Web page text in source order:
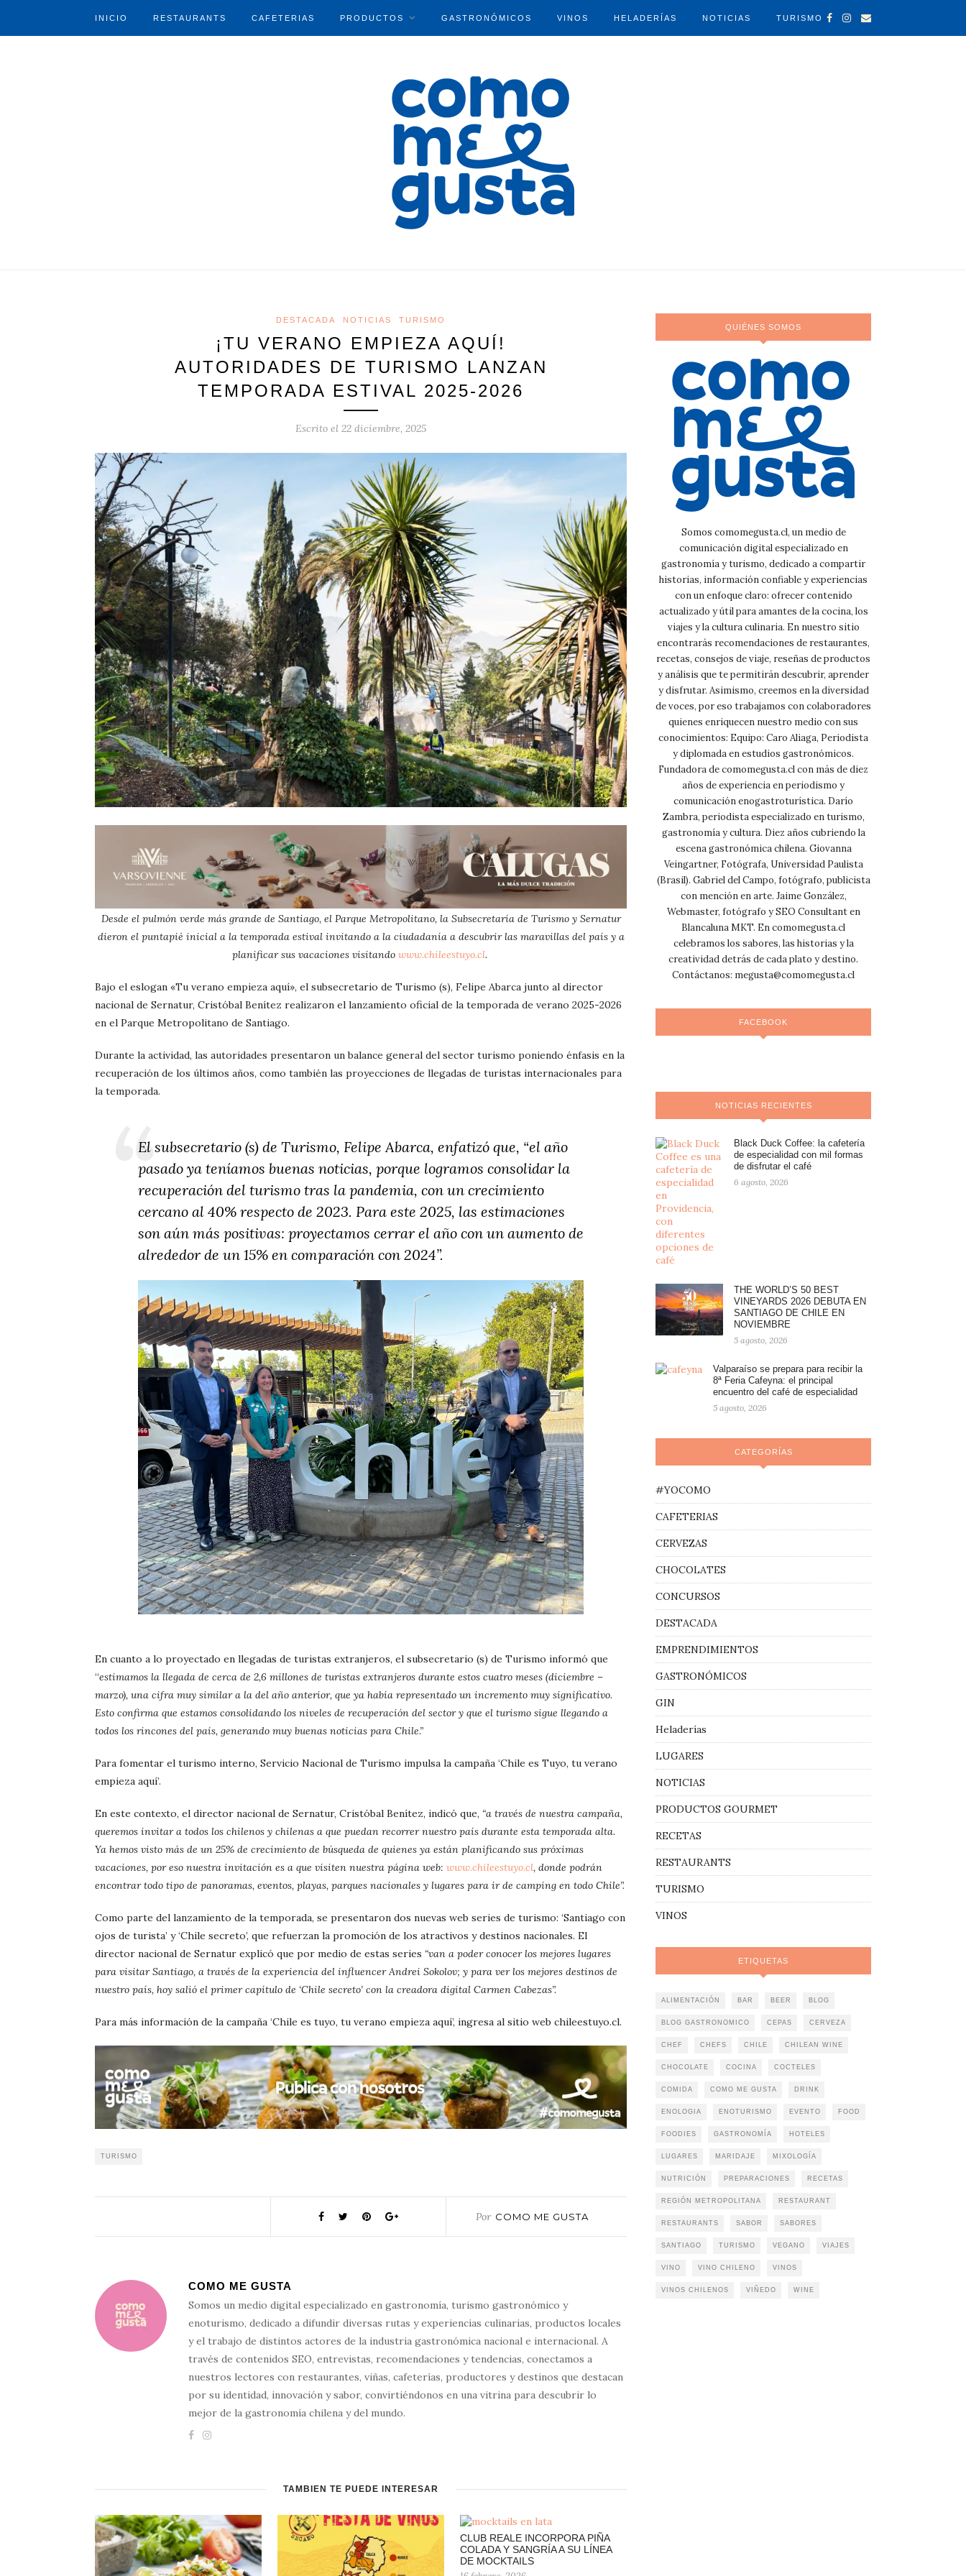
INICIO RESTAURANTS CAFETERIAS PRODUCTOS GASTRONÓMICOS VINOS HELADERÍAS NOTICIAS TURISMO
DESTACADA NOTICIAS TURISMO
¡TU VERANO EMPIEZA AQUÍ!
AUTORIDADES DE TURISMO LANZAN
TEMPORADA ESTIVAL 2025-2026
Escrito el 22 diciembre, 2025
Desde el pulmón verde más grande de Santiago, el Parque Metropolitano, la Subsecretaría de Turismo y Sernatur
dieron el puntapié inicial a la temporada estival invitando a la ciudadanía a descubrir las maravillas del país y a
planificar sus vacaciones visitando www.chileestuyo.cl.
Bajo el eslogan «Tu verano empieza aquí», el subsecretario de Turismo (s), Felipe Abarca junto al director
nacional de Sernatur, Cristóbal Benítez realizaron el lanzamiento oficial de la temporada de verano 2025-2026
en el Parque Metropolitano de Santiago.
Durante la actividad, las autoridades presentaron un balance general del sector turismo poniendo énfasis en la
recuperación de los últimos años, como también las proyecciones de llegadas de turistas internacionales para
la temporada.
El subsecretario (s) de Turismo, Felipe Abarca, enfatizó que, “el año
pasado ya teníamos buenas noticias, porque logramos consolidar la
recuperación del turismo tras la pandemia, con un crecimiento
cercano al 40% respecto de 2023. Para este 2025, las estimaciones
son aún más positivas: proyectamos cerrar el año con un aumento de
alrededor de un 15% en comparación con 2024”.
En cuanto a lo proyectado en llegadas de turistas extranjeros, el subsecretario (s) de Turismo informó que
“estimamos la llegada de cerca de 2,6 millones de turistas extranjeros durante estos cuatro meses (diciembre –
marzo), una cifra muy similar a la del año anterior, que ya había representado un incremento muy significativo.
Esto confirma que estamos consolidando los niveles de recuperación del sector y que el turismo sigue llegando a
todos los rincones del país, generando muy buenas noticias para Chile.”
Para fomentar el turismo interno, Servicio Nacional de Turismo impulsa la campaña ‘Chile es Tuyo, tu verano
empieza aquí’.
En este contexto, el director nacional de Sernatur, Cristóbal Benítez, indicó que, “a través de nuestra campaña,
queremos invitar a todos los chilenos y chilenas a que puedan recorrer nuestro país durante esta temporada alta.
Ya hemos visto más de un 25% de crecimiento de búsqueda de quienes ya están planificando sus próximas
vacaciones, por eso nuestra invitación es a que visiten nuestra página web: www.chileestuyo.cl, donde podrán
encontrar todo tipo de panoramas, eventos, playas, parques nacionales y lugares para ir de camping en todo Chile”.
Como parte del lanzamiento de la temporada, se presentaron dos nuevas web series de turismo: ‘Santiago con
ojos de turista’ y ‘Chile secreto’, que refuerzan la promoción de los atractivos y destinos nacionales. El
director nacional de Sernatur explicó que por medio de estas series “van a poder conocer los mejores lugares
para visitar Santiago, a través de la experiencia del influencer Andrei Sokolov; y para ver los mejores destinos de
nuestro país, hoy salió el primer capítulo de ‘Chile secreto’ con la creadora digital Carmen Cabezas”.
Para más información de la campaña ‘Chile es tuyo, tu verano empieza aquí’, ingresa al sitio web chileestuyo.cl.
TURISMO
Por COMO ME GUSTA
COMO ME GUSTA
Somos un medio digital especializado en gastronomía, turismo gastronómico y
enoturismo, dedicado a difundir diversas rutas y experiencias culinarias, productos locales
y el trabajo de distintos actores de la industria gastronómica nacional e internacional. A
través de contenidos SEO, entrevistas, recomendaciones y tendencias, conectamos a
nuestros lectores con restaurantes, viñas, cafeterías, productores y destinos que destacan
por su identidad, innovación y sabor, convirtiéndonos en una vitrina para descubrir lo
mejor de la gastronomía chilena y del mundo.
TAMBIÉN TE PUEDE INTERESAR
CLUB REALE INCORPORA PIÑA
COLADA Y SANGRÍA A SU LÍNEA
DE MOCKTAILS
QUIÉNES SOMOS
Somos comomegusta.cl, un medio de
comunicación digital especializado en
gastronomía y turismo, dedicado a compartir
historias, información confiable y experiencias
con un enfoque claro: ofrecer contenido
actualizado y útil para amantes de la cocina, los
viajes y la cultura culinaria. En nuestro sitio
encontrarás recomendaciones de restaurantes,
recetas, consejos de viaje, reseñas de productos
y análisis que te permitirán descubrir, aprender
y disfrutar. Asimismo, creemos en la diversidad
de voces, por eso trabajamos con colaboradores
quienes enriquecen nuestro medio con sus
conocimientos: Equipo: Caro Aliaga, Periodista
y diplomada en estudios gastronómicos.
Fundadora de comomegusta.cl con más de diez
años de experiencia en periodismo y
comunicación enogastroturística. Darío
Zambra, periodista especializado en turismo,
gastronomía y cultura. Diez años cubriendo la
escena gastronómica chilena. Giovanna
Veingartner, Fotógrafa, Universidad Paulista
(Brasil). Gabriel del Campo, fotógrafo, publicista
con mención en arte. Jaime González,
Webmaster, fotógrafo y SEO Consultant en
Blancaluna MKT. En comomegusta.cl
celebramos los sabores, las historias y la
creatividad detrás de cada plato y destino.
Contáctanos: megusta@comomegusta.cl
FACEBOOK
NOTICIAS RECIENTES
Black Duck Coffee: la cafetería
de especialidad con mil formas
de disfrutar el café
6 agosto, 2026
THE WORLD’S 50 BEST
VINEYARDS 2026 DEBUTA EN
SANTIAGO DE CHILE EN
NOVIEMBRE
5 agosto, 2026
Valparaíso se prepara para recibir la
8ª Feria Cafeyna: el principal
encuentro del café de especialidad
5 agosto, 2026
CATEGORÍAS
#YOCOMO
CAFETERIAS
CERVEZAS
CHOCOLATES
CONCURSOS
DESTACADA
EMPRENDIMIENTOS
GASTRONÓMICOS
GIN
Heladerías
LUGARES
NOTICIAS
PRODUCTOS GOURMET
RECETAS
RESTAURANTS
TURISMO
VINOS
ETIQUETAS
ALIMENTACIÓN BAR BEER BLOG
BLOG GASTRONOMICO CEPAS CERVEZA
CHEF CHEFS CHILE CHILEAN WINE
CHOCOLATE COCINA COCTELES
COMIDA COMO ME GUSTA DRINK
ENOLOGIA ENOTURISMO EVENTO FOOD
FOODIES GASTRONOMÍA HOTELES
LUGARES MARIDAJE MIXOLOGÍA
NUTRICIÓN PREPARACIONES RECETAS
REGIÓN METROPOLITANA RESTAURANT
RESTAURANTS SABOR SABORES
SANTIAGO TURISMO VEGANO VIAJES
VINO VINO CHILENO VINOS
VINOS CHILENOS VIÑEDO WINE